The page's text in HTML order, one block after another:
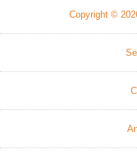
Copyright ©